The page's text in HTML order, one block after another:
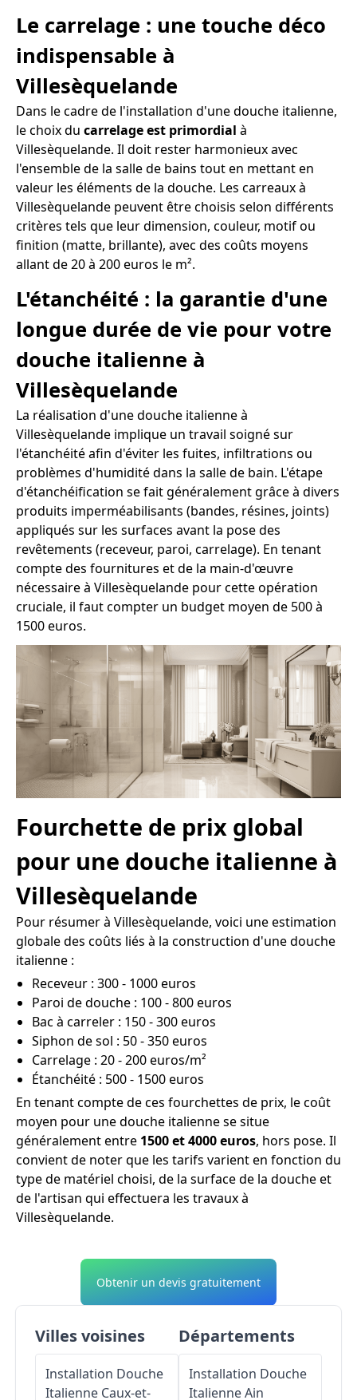
Le carrelage : une touche déco
indispensable à
Villesèquelande
Dans le cadre de l'installation d'une douche italienne,
le choix du carrelage est primordial à
Villesèquelande. Il doit rester harmonieux avec
l'ensemble de la salle de bains tout en mettant en
valeur les éléments de la douche. Les carreaux à
Villesèquelande peuvent être choisis selon différents
critères tels que leur dimension, couleur, motif ou
finition (matte, brillante), avec des coûts moyens
allant de 20 à 200 euros le m².
L'étanchéité : la garantie d'une
longue durée de vie pour votre
douche italienne à
Villesèquelande
La réalisation d'une douche italienne à
Villesèquelande implique un travail soigné sur
l'étanchéité afin d'éviter les fuites, infiltrations ou
problèmes d'humidité dans la salle de bain. L'étape
d'étanchéification se fait généralement grâce à divers
produits imperméabilisants (bandes, résines, joints)
appliqués sur les surfaces avant la pose des
revêtements (receveur, paroi, carrelage). En tenant
compte des fournitures et de la main-d'œuvre
nécessaire à Villesèquelande pour cette opération
cruciale, il faut compter un budget moyen de 500 à
1500 euros.
Fourchette de prix global
pour une douche italienne à
Villesèquelande
Pour résumer à Villesèquelande, voici une estimation
globale des coûts liés à la construction d'une douche
italienne :
Receveur : 300 - 1000 euros
Paroi de douche : 100 - 800 euros
Bac à carreler : 150 - 300 euros
Siphon de sol : 50 - 350 euros
Carrelage : 20 - 200 euros/m²
Étanchéité : 500 - 1500 euros
En tenant compte de ces fourchettes de prix, le coût
moyen pour une douche italienne se situe
généralement entre 1500 et 4000 euros, hors pose. Il
convient de noter que les tarifs varient en fonction du
type de matériel choisi, de la surface de la douche et
de l'artisan qui effectuera les travaux à
Villesèquelande.
Obtenir un devis gratuitement
Villes voisines
Installation Douche
Italienne Caux-et-
Départements
Installation Douche
ItalienneAin